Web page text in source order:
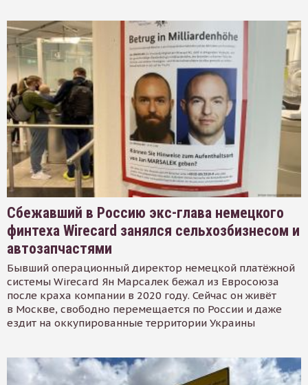
Сбежавший в Россию экс-глава немецкого
финтеха Wirecard занялся сельхозбизнесом и
автозапчастями
Бывший операционный директор немецкой платёжной
системы Wirecard Ян Марсалек бежал из Евросоюза
после краха компании в 2020 году. Сейчас он живёт
в Москве, свободно перемещается по России и даже
ездит на оккупированные территории Украины